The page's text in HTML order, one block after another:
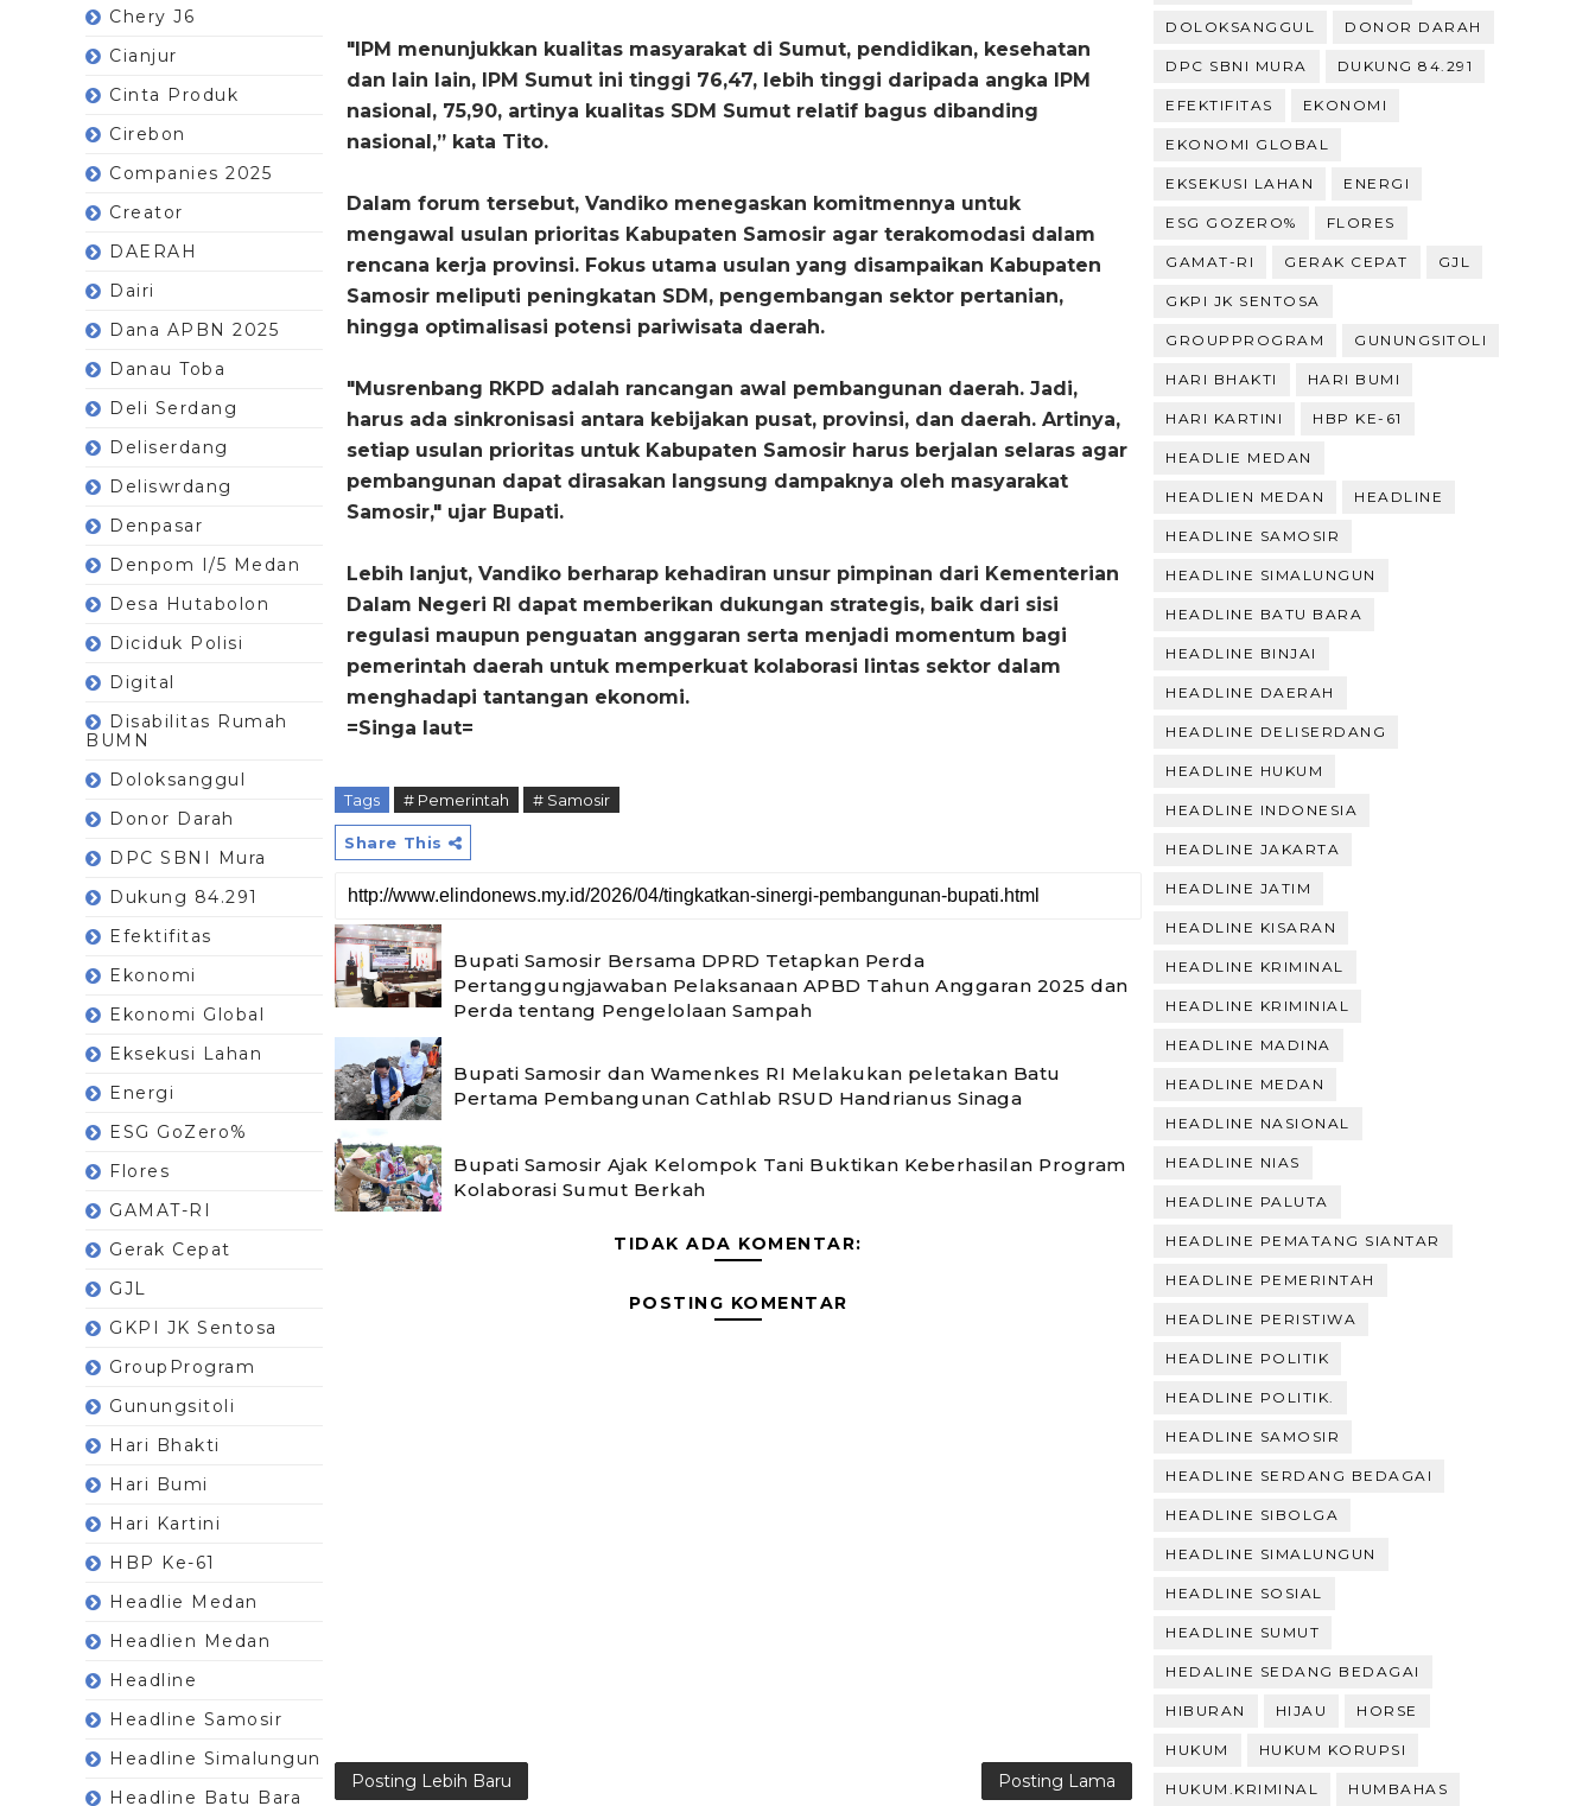
Chery J6
Cianjur
Cinta Produk
Cirebon
Companies 2025
Creator
DAERAH
Dairi
Dana APBN 2025
Danau Toba
Deli Serdang
Deliserdang
Deliswrdang
Denpasar
Denpom I/5 Medan
Desa Hutabolon
Diciduk Polisi
Digital
Disabilitas Rumah
BUMN
Doloksanggul
Donor Darah
DPC SBNI Mura
Dukung 84.291
Efektifitas
Ekonomi
Ekonomi Global
Eksekusi Lahan
Energi
ESG GoZero%
Flores
GAMAT-RI
Gerak Cepat
GJL
GKPI JK Sentosa
GroupProgram
Gunungsitoli
Hari Bhakti
Hari Bumi
Hari Kartini
HBP Ke-61
Headlie Medan
Headlien Medan
Headline
Headline Samosir
Headline Simalungun
Headline Batu Bara
"IPM menunjukkan kualitas masyarakat di Sumut, pendidikan, kesehatan
dan lain lain, IPM Sumut ini tinggi 76,47, lebih tinggi daripada angka IPM
nasional, 75,90, artinya kualitas SDM Sumut relatif bagus dibanding
nasional,” kata Tito.
Dalam forum tersebut, Vandiko menegaskan komitmennya untuk
mengawal usulan prioritas Kabupaten Samosir agar terakomodasi dalam
rencana kerja provinsi. Fokus utama usulan yang disampaikan Kabupaten
Samosir meliputi peningkatan SDM, pengembangan sektor pertanian,
hingga optimalisasi potensi pariwisata daerah.
"Musrenbang RKPD adalah rancangan awal pembangunan daerah. Jadi,
harus ada sinkronisasi antara kebijakan pusat, provinsi, dan daerah. Artinya,
setiap usulan prioritas untuk Kabupaten Samosir harus berjalan selaras agar
pembangunan dapat dirasakan langsung dampaknya oleh masyarakat
Samosir," ujar Bupati.
Lebih lanjut, Vandiko berharap kehadiran unsur pimpinan dari Kementerian
Dalam Negeri RI dapat memberikan dukungan strategis, baik dari sisi
regulasi maupun penguatan anggaran serta menjadi momentum bagi
pemerintah daerah untuk memperkuat kolaborasi lintas sektor dalam
menghadapi tantangan ekonomi.
=Singa laut=
Tags # Pemerintah # Samosir
Share This
Bupati Samosir Bersama DPRD Tetapkan Perda
Pertanggungjawaban Pelaksanaan APBD Tahun Anggaran 2025 dan
Perda tentang Pengelolaan Sampah
Bupati Samosir dan Wamenkes RI Melakukan peletakan Batu
Pertama Pembangunan Cathlab RSUD Handrianus Sinaga
Bupati Samosir Ajak Kelompok Tani Buktikan Keberhasilan Program
Kolaborasi Sumut Berkah
TIDAK ADA KOMENTAR:
POSTING KOMENTAR
Posting Lebih Baru Posting Lama
DOLOKSANGGUL DONOR DARAH
DPC SBNI MURA DUKUNG 84.291
EFEKTIFITAS EKONOMI
EKONOMI GLOBAL
EKSEKUSI LAHAN ENERGI
ESG GOZERO% FLORES
GAMAT-RI GERAK CEPAT GJL
GKPI JK SENTOSA
GROUPPROGRAM GUNUNGSITOLI
HARI BHAKTI HARI BUMI
HARI KARTINI HBP KE-61
HEADLIE MEDAN
HEADLIEN MEDAN HEADLINE
HEADLINE SAMOSIR
HEADLINE SIMALUNGUN
HEADLINE BATU BARA
HEADLINE BINJAI
HEADLINE DAERAH
HEADLINE DELISERDANG
HEADLINE HUKUM
HEADLINE INDONESIA
HEADLINE JAKARTA
HEADLINE JATIM
HEADLINE KISARAN
HEADLINE KRIMINAL
HEADLINE KRIMINIAL
HEADLINE MADINA
HEADLINE MEDAN
HEADLINE NASIONAL
HEADLINE NIAS
HEADLINE PALUTA
HEADLINE PEMATANG SIANTAR
HEADLINE PEMERINTAH
HEADLINE PERISTIWA
HEADLINE POLITIK
HEADLINE POLITIK.
HEADLINE SAMOSIR
HEADLINE SERDANG BEDAGAI
HEADLINE SIBOLGA
HEADLINE SIMALUNGUN
HEADLINE SOSIAL
HEADLINE SUMUT
HEDALINE SEDANG BEDAGAI
HIBURAN HIJAU HORSE
HUKUM HUKUM KORUPSI
HUKUM.KRIMINAL HUMBAHAS